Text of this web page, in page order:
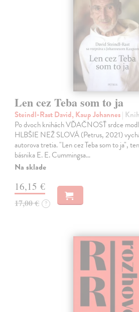
Len cez Teba som to ja
Steindl-Rast David, Kaup Johannes|
Po dvoch knihách VĎAČNOSŤ srdce
HLBŠIE NEŽ SLOVÁ (Petrus, 2021)
autorova tretia. "Len cez Teba som to ja",
básnika E. E. Cummingsa…
Na sklade
16,15 €
17,00 € ?